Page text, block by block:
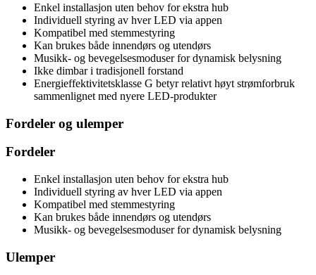
Enkel installasjon uten behov for ekstra hub
Individuell styring av hver LED via appen
Kompatibel med stemmestyring
Kan brukes både innendørs og utendørs
Musikk- og bevegelsesmoduser for dynamisk belysning
Ikke dimbar i tradisjonell forstand
Energieffektivitetsklasse G betyr relativt høyt strømforbruk
sammenlignet med nyere LED-produkter
Fordeler og ulemper
Fordeler
Enkel installasjon uten behov for ekstra hub
Individuell styring av hver LED via appen
Kompatibel med stemmestyring
Kan brukes både innendørs og utendørs
Musikk- og bevegelsesmoduser for dynamisk belysning
Ulemper